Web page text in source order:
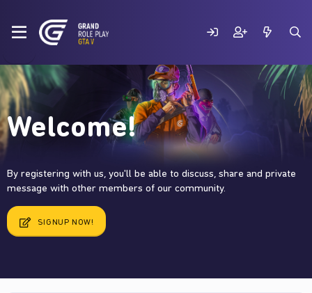
Welcome!
By registering with us, you'll be able to discuss, share and private
message with other members of our community.
SIGNUP NOW!